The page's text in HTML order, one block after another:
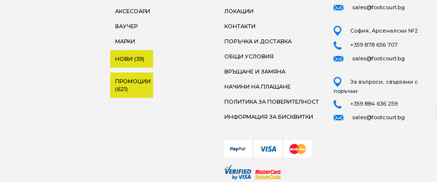
АКСЕСОАРИ
ВАУЧЕР
МАРКИ
НОВИ (39)
ПРОМОЦИИ
(621)
ЛОКАЦИИ
КОНТАКТИ
ПОРЪЧКА И ДОСТАВКА
ОБЩИ УСЛОВИЯ
ВРЪЩАНЕ И ЗАМЯНА
НАЧИНИ НА ПЛАЩАНЕ
ПОЛИТИКА ЗА ПОВЕРИТЕЛНОСТ
ИНФОРМАЦИЯ ЗА БИСКВИТКИ
sales@footcourt.bg
София, Арсеналски №2
+359 878 656 707
sales@footcourt.bg
За въпроси, свързани с
поръчки:
+359 884 636 259
sales@footcourt.bg